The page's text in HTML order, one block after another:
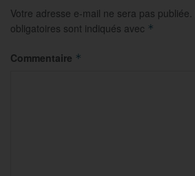
Votre adresse e-mail ne sera pas publiée.
obligatoires sont indiqués avec *
Commentaire *